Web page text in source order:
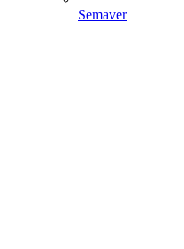
Semaver